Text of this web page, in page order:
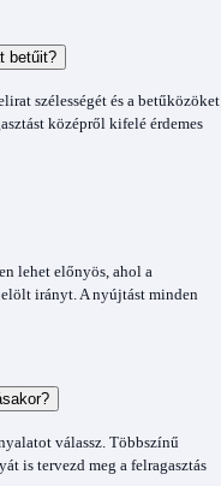
betűit?
szélességét és a betűközöket
középről kifelé érdemes
lehet előnyös, ahol a
irányt. A nyújtást minden
válassz. Többszínű
is tervezd meg a felragasztás